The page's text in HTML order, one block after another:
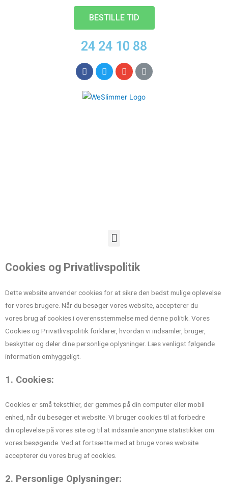
BESTILLE TID
24 24 10 88
Cookies og Privatlivspolitik
Dette website anvender cookies for at sikre den bedst mulige oplevelse
for vores brugere. Når du besøger vores website, accepterer du
vores brug af cookies i overensstemmelse med denne politik. Vores
Cookies og Privatlivspolitik forklarer, hvordan vi indsamler, bruger,
beskytter og deler dine personlige oplysninger. Læs venligst følgende
information omhyggeligt.
1. Cookies:
Cookies er små tekstfiler, der gemmes på din computer eller mobil
enhed, når du besøger et website. Vi bruger cookies til at forbedre
din oplevelse på vores site og til at indsamle anonyme statistikker om
vores besøgende. Ved at fortsætte med at bruge vores website
accepterer du vores brug af cookies.
2. Personlige Oplysninger: